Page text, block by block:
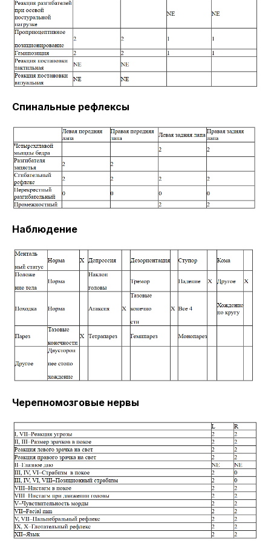
Спинальные рефлексы
Наблюдение
Черепномозговые нервы